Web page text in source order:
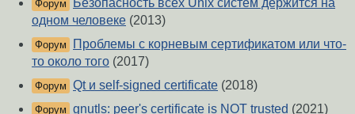
Форум
одном человеке (2013)
Форум
Проблемы с корневым сертификатом или что-
то около того (2017)
Форум Qt и self-signed certificate (2018)
Форум gnutls: peer's certificate is NOT trusted (2021)